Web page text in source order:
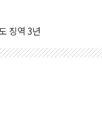
파
원
에 홈플러스 담아달라"